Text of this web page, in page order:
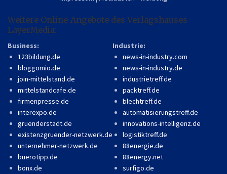
Weitere Online-Angebote des Verlagshauses
LayerMedia:
Business:
123bildung.de
bloggomio.de
join-mittelstand.de
mittelstandcafe.de
firmenpresse.de
interexpo.de
gruenderstadt.de
existenzgruender-netzwerk.de
unternehmer-netzwerk.de
buerotipp.de
bonx.de
Industrie:
news-in-industry.com
news-in-industry.de
industrietreff.de
packtreff.de
blechtreff.de
automatisierungstreff.de
innovations-intelligenz.de
logistiktreff.de
88energie.de
88energy.net
surfigo.de